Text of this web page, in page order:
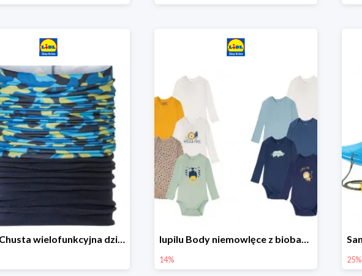
lupilu Chusta wielofunkcyjna dziecięca lupilu Body niemowlęce z biobawełny
14% 25%